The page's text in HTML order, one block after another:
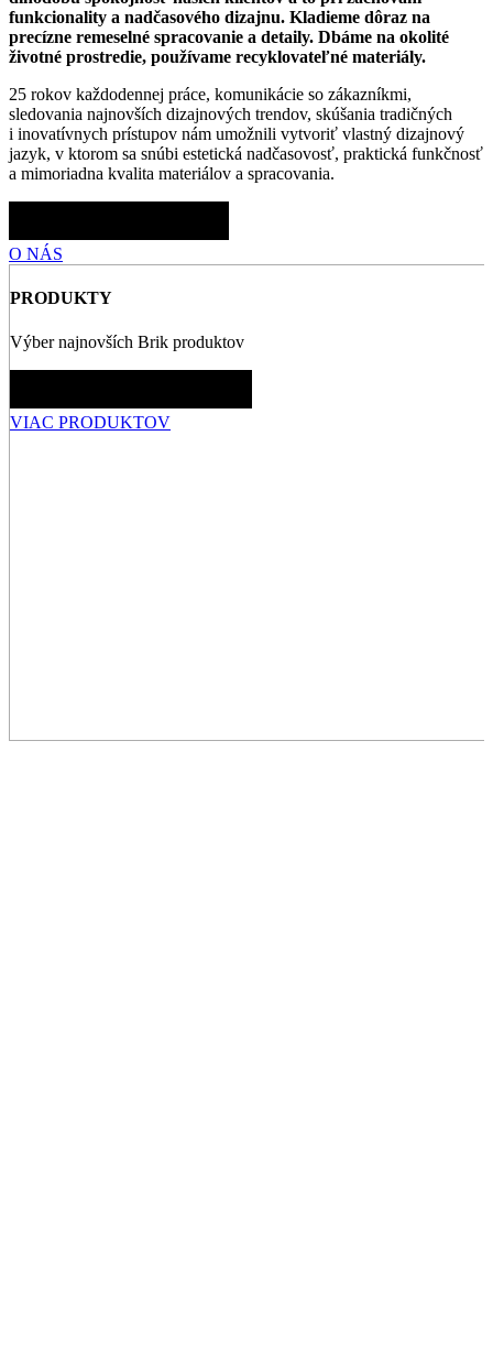
funkcionality a nadčasového dizajnu. Kladieme dôraz na
precízne remeselné spracovanie a detaily. Dbáme na okolité
životné prostredie, používame recyklovateľné materiály.
25 rokov každodennej práce, komunikácie so zákazníkmi,
sledovania najnovších dizajnových trendov, skúšania tradičných
i inovatívnych prístupov nám umožnili vytvoriť vlastný dizajnový
jazyk, v ktorom sa snúbi estetická nadčasovosť, praktická funkčnosť
a mimoriadna kvalita materiálov a spracovania.
O NÁS
PRODUKTY
Výber najnovších Brik produktov
VIAC PRODUKTOV